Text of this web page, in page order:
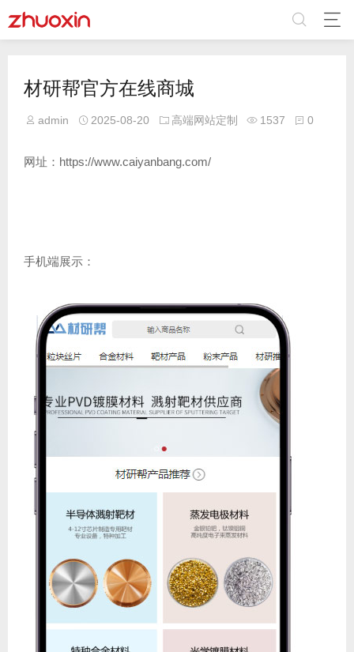
材研帮官方在线商城
admin 2025-08-20 高端网站定制 1537 0
网址：https://www.caiyanbang.com/
手机端展示：